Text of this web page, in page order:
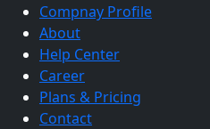
Compnay Profile
About
Help Center
Career
Plans & Pricing
Contact